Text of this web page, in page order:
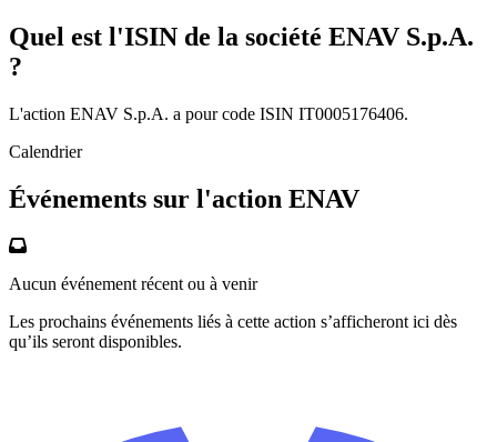
Quel est l'ISIN de la société ENAV S.p.A.
?
L'action ENAV S.p.A. a pour code ISIN IT0005176406.
Calendrier
Événements sur l'action ENAV
Aucun événement récent ou à venir
Les prochains événements liés à cette action s’afficheront ici dès
qu’ils seront disponibles.